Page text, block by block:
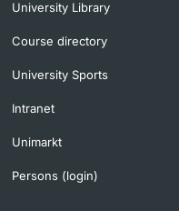
University Library
Course directory
University Sports
Intranet
Unimarkt
Persons (login)